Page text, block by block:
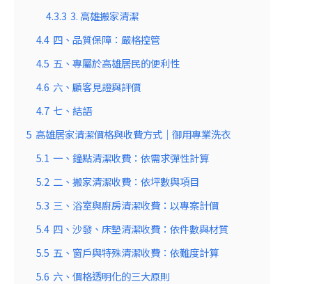
4.3.3 3. 高雄搬家清潔
4.4 四、品質保障：嚴格控管
4.5 五、專屬於高雄居民的便利性
4.6 六、顧客見證與評價
4.7 七、結語
5 高雄居家清潔價格與收費方式｜御用專業洗衣
5.1 一、鐘點清潔收費：依需求彈性計算
5.2 二、搬家清潔收費：依坪數與項目
5.3 三、浴室與廚房清潔收費：以專案計價
5.4 四、沙發、床墊清潔收費：依件數與材質
5.5 五、窗戶與特殊清潔收費：依難度計算
5.6 六、價格透明化的三大原則